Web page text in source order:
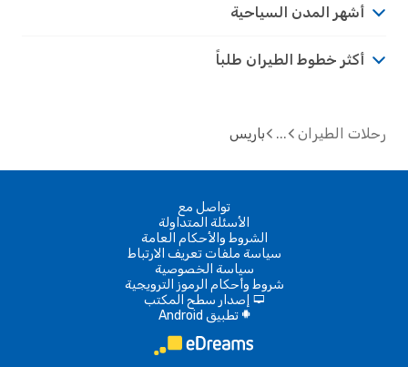
أشهر المدن السياحية
أكثر خطوط الطيران طلباً
الطيران باريس
تواصل مع
الأسئلة المتداولة
الشروط والأحكام العامة
سياسة ملفات تعريف الارتباط
سياسة الخصوصية
شروط وأحكام الرموز الترويجية
إصدار سطح المكتب
تطبيق Android